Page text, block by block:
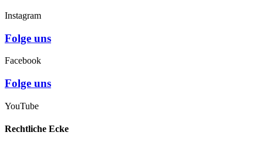
Instagram
Folge uns
Facebook
Folge uns
YouTube
Rechtliche Ecke